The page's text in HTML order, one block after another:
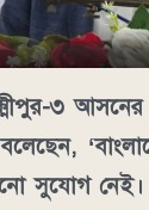
৩
সুযোগ নেই।